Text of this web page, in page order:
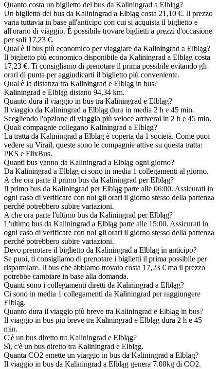
Quanto costa un biglietto del bus da Kaliningrad a Elbląg?
Un biglietto del bus da Kaliningrad a Elbląg costa 21,10 €. Il prezzo
varia tuttavia in base all'anticipo con cui si acquista il biglietto e
all'orario di viaggio. È possibile trovare biglietti a prezzi d'occasione
per soli 17,23 €.
Qual è il bus più economico per viaggiare da Kaliningrad a Elbląg?
Il biglietto più economico disponibile da Kaliningrad a Elbląg costa
17,23 €. Ti consigliamo di prenotare il prima possibile evitando gli
orari di punta per aggiudicarti il biglietto più conveniente.
Qual è la distanza tra Kaliningrad e Elbląg in bus?
Kaliningrad e Elbląg distano 94,34 km.
Quanto dura il viaggio in bus tra Kaliningrad e Elbląg?
Il viaggio da Kaliningrad a Elbląg dura in media 2 h e 45 min.
Scegliendo l'opzione di viaggio più veloce arriverai in 2 h e 45 min.
Quali compagnie collegano Kaliningrad a Elbląg?
La tratta da Kaliningrad a Elbląg è coperta da 1 società. Come puoi
vedere su Virail, queste sono le compagnie attive su questa tratta:
PKS e FlixBus.
Quanti bus vanno da Kaliningrad a Elbląg ogni giorno?
Da Kaliningrad a Elbląg ci sono in media 1 collegamenti al giorno.
A che ora parte il primo bus da Kaliningrad per Elbląg?
Il primo bus da Kaliningrad per Elbląg parte alle 06:00. Assicurati in
ogni caso di verificare con noi gli orari il giorno stesso della partenza
perché potrebbero subire variazioni.
A che ora parte l'ultimo bus da Kaliningrad per Elbląg?
L'ultimo bus da Kaliningrad a Elbląg parte alle 15:00. Assicurati in
ogni caso di verificare con noi gli orari il giorno stesso della partenza
perché potrebbero subire variazioni.
Devo prenotare il biglietto da Kaliningrad a Elbląg in anticipo?
Se puoi, ti consigliamo di prenotare i biglietti il prima possibile per
risparmiare. Il bus che abbiamo trovato costa 17,23 € ma il prezzo
potrebbe cambiare in base alla domanda.
Quanti sono i collegamenti diretti da Kaliningrad a Elbląg?
Ci sono in media 1 collegamenti da Kaliningrad per raggiungere
Elbląg.
Quanto dura il viaggio più breve tra Kaliningrad e Elbląg in bus?
Il viaggio in bus più breve tra Kaliningrad e Elbląg dura 2 h e 45
min.
C'è un bus diretto tra Kaliningrad e Elbląg?
Sì, c'è un bus diretto tra Kaliningrad e Elbląg.
Quanta CO2 emette un viaggio in bus da Kaliningrad a Elbląg?
Il viaggio in bus da Kaliningrad a Elbląg genera 7.08kg di CO2.